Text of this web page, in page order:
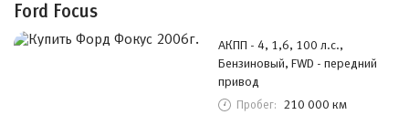
Ford Focus
АКПП - 4, 1,6, 100 л.с.,
Бензиновый, FWD - передний
привод
Пробег: 210 000 км